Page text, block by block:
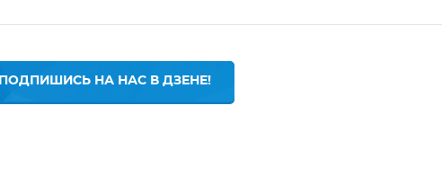
ПОДПИШИСЬ НА НАС В ДЗЕНЕ!